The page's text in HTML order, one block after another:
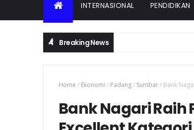
INTERNASIONAL PENDIDIKAN
Breaking News
Home / Ekonomi / Padang/ Sumbar/ Bank
Bank Nagari